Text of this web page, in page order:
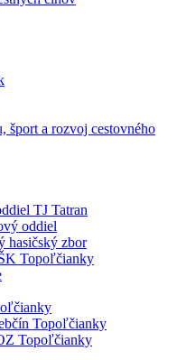
šport a rozvoj cestovného
TJ Tatran
oddiel
hasičský zbor
Topoľčianky
Topoľčianky
Topoľčianky